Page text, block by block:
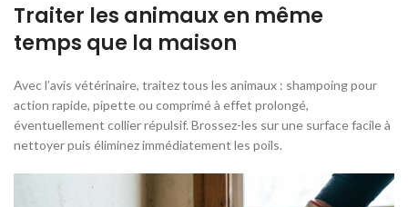
Traiter les animaux en même
temps que la maison
Avec l’avis vétérinaire, traitez tous les animaux : shampoing pour
action rapide, pipette ou comprimé à effet prolongé,
éventuellement collier répulsif. Brossez-les sur une surface facile à
nettoyer puis éliminez immédiatement les poils.